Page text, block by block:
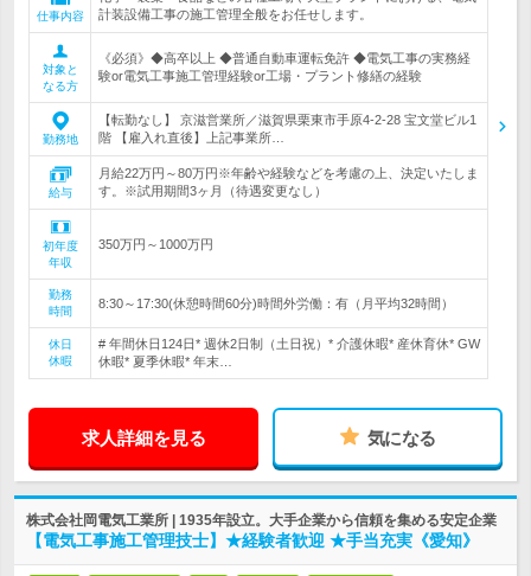
仕事内容
計装設備工事の施工管理全般をお任せします。
対象と
なる方
《必須》◆高卒以上 ◆普通自動車運転免許 ◆電気工事の実務経
験or電気工事施工管理経験or工場・プラント修繕の経験
勤務地
【転勤なし】 京滋営業所／滋賀県栗東市手原4-2-28 宝文堂ビル1
階 【雇入れ直後】上記事業所…
給与
月給22万円～80万円※年齢や経験などを考慮の上、決定いたしま
す。※試用期間3ヶ月（待遇変更なし）
初年度
年収
350万円～1000万円
勤務
時間
8:30～17:30(休憩時間60分)時間外労働：有（月平均32時間）
休日
休暇
# 年間休日124日* 週休2日制（土日祝）* 介護休暇* 産休育休* GW
休暇* 夏季休暇* 年末…
求人詳細を見る 気になる
株式会社岡電気工業所 | 1935年設立。大手企業から信頼を集める安定企業
【電気工事施工管理技士】★経験者歓迎 ★手当充実《愛知》